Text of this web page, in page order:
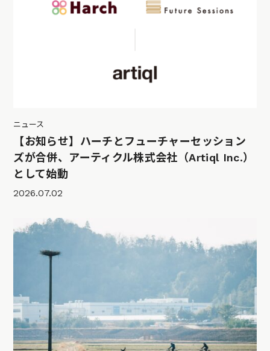
ニュース
【お知らせ】ハーチとフューチャーセッション
ズが合併、アーティクル株式会社（Artiql Inc.）
として始動
2026.07.02